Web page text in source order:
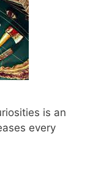
is an
every